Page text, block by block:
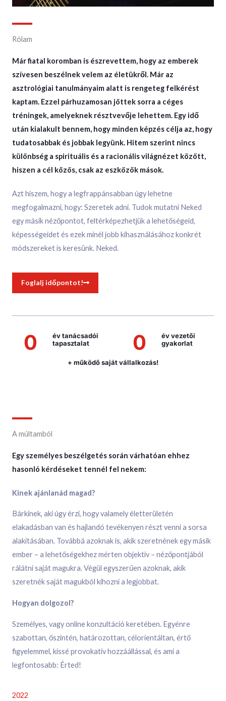
Rólam
Már fiatal koromban is észrevettem, hogy az emberek
szívesen beszélnek velem az életükről. Már az
asztrológiai tanulmányaim alatt is rengeteg felkérést
kaptam. Ezzel párhuzamosan jöttek sorra a céges
tréningek, amelyeknek résztvevője lehettem. Egy idő
után kialakult bennem, hogy minden képzés célja az, hogy
tudatosabbak és jobbak legyünk. Hitem szerint nincs
különbség a spirituális és a racionális világnézet között,
hiszen a cél közös, csak az eszközök mások.
Azt hiszem, hogy a legfrappánsabban úgy lehetne
megfogalmazni, hogy: Szeretek adni. Tudok mutatni Neked
egy másik nézőpontot, feltérképezhetjük a lehetőségeid,
képességeidet és ezek minél jobb kihasználásához konkrét
módszereket is keresünk. Neked.
Foglalj időpontot!
0
év tanácsadói
tapasztalat
0
év vezetői
gyakorlat
+ működő saját vállalkozás!
A múltamból
Egy személyes beszélgetés során várhatóan ehhez
hasonló kérdéseket tennél fel nekem:
Kinek ajánlanád magad?
Bárkinek, aki úgy érzi, hogy valamely életterületén
elakadásban van és hajlandó tevékenyen részt venni a sorsa
alakításában. Továbbá azoknak is, akik szeretnének egy másik
ember – a lehetőségekhez mérten objektív – nézőpontjából
rálátni saját magukra. Végül egyszerűen azoknak, akik
szeretnék saját magukból kihozni a legjobbat.
Hogyan dolgozol?
Személyes, vagy online konzultáció keretében. Egyénre
szabottan, őszintén, határozottan, célorientáltan, értő
figyelemmel, kissé provokatív hozzáállással, és ami a
legfontosabb: Érted!
2022